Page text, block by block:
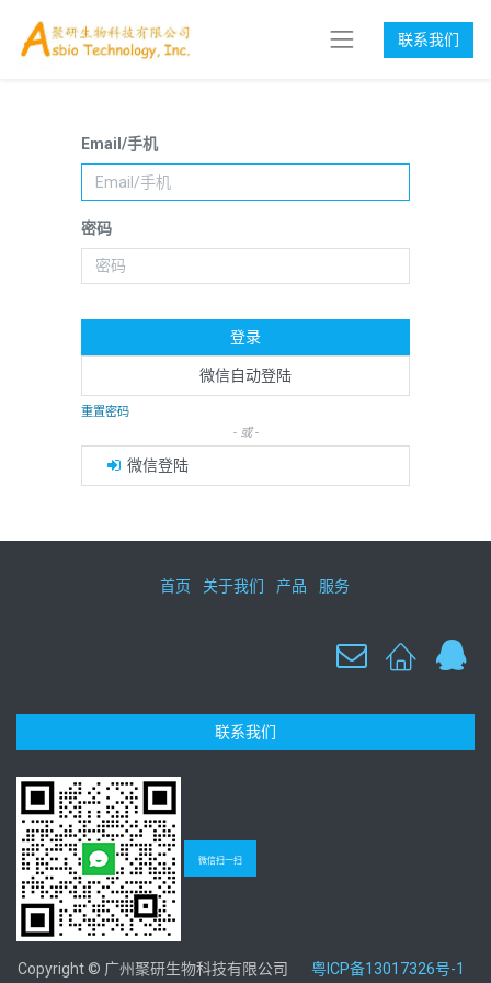
联系我们
Email/手机
密码
登录
微信自动登陆
重置密码
- 或 -
微信登陆
首页 关于我们 产品 服务
联系我们
微信扫一扫
Copyright © 广州聚研生物科技有限公司 粤ICP备13017326号-1